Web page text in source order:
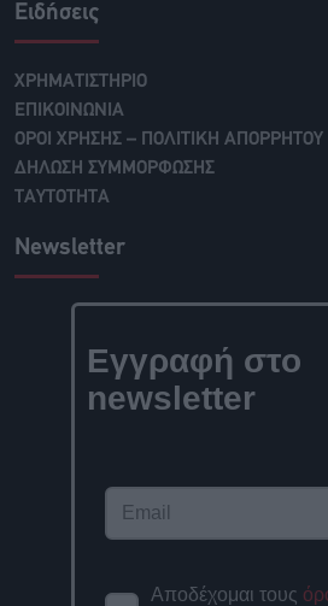
Ειδήσεις
ΧΡΗΜΑΤΙΣΤΗΡΙΟ
ΕΠΙΚΟΙΝΩΝΙΑ
ΟΡΟΙ ΧΡΗΣΗΣ – ΠΟΛΙΤΙΚΗ ΑΠΟΡΡΗΤΟΥ
ΔΗΛΩΣΗ ΣΥΜΜΟΡΦΩΣΗΣ
ΤΑΥΤΟΤΗΤΑ
Newsletter
Εγγραφή στο
newsletter
Αποδέχομαι τους